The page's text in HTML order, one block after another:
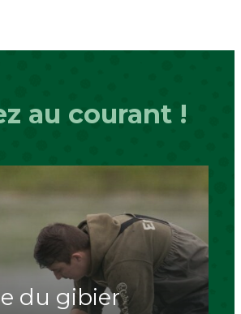
au courant !
du gibier